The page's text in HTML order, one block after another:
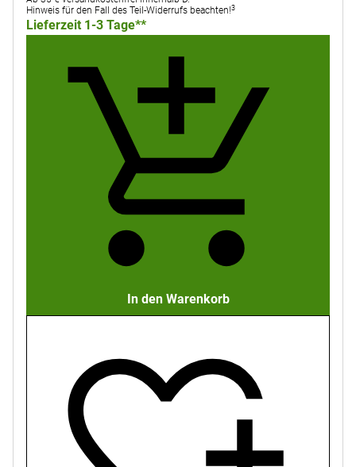
Hinweis für den Fall des Teil-Widerrufs beachten!3
Lieferzeit 1-3 Tage**
In den Warenkorb